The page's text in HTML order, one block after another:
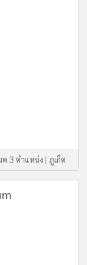
ด 3 ตำแหน่ง | ภูเก็ต